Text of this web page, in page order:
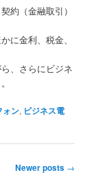
約（金融取引）
に金利、税金、
、さらにビジネ
ォン, ビジネス電
Newer posts →